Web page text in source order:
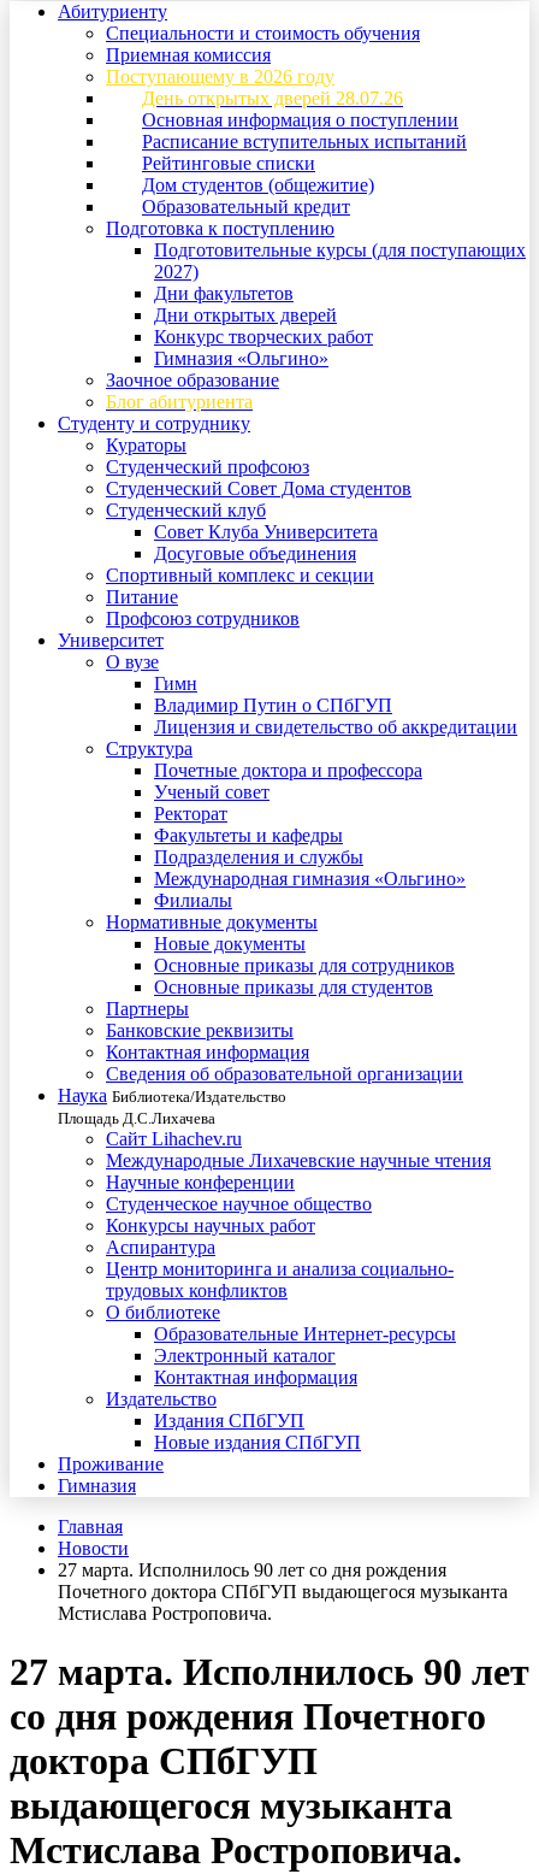
Абитуриенту
Специальности и стоимость обучения
Приемная комиссия
Поступающему в 2026 году
День открытых дверей 28.07.26
Основная информация о поступлении
Расписание вступительных испытаний
Рейтинговые списки
Дом студентов (общежитие)
Образовательный кредит
Подготовка к поступлению
Подготовительные курсы (для поступающих
2027)
Дни факультетов
Дни открытых дверей
Конкурс творческих работ
Гимназия «Ольгино»
Заочное образование
Блог абитуриента
Студенту и сотруднику
Кураторы
Студенческий профсоюз
Студенческий Совет Дома студентов
Студенческий клуб
Совет Клуба Университета
Досуговые объединения
Спортивный комплекс и секции
Питание
Профсоюз сотрудников
Университет
О вузе
Гимн
Владимир Путин о СПбГУП
Лицензия и свидетельство об аккредитации
Структура
Почетные доктора и профессора
Ученый совет
Ректорат
Факультеты и кафедры
Подразделения и службы
Международная гимназия «Ольгино»
Филиалы
Нормативные документы
Новые документы
Основные приказы для сотрудников
Основные приказы для студентов
Партнеры
Банковские реквизиты
Контактная информация
Сведения об образовательной организации
Наука Библиотека/Издательство
Площадь Д.С.Лихачева
Сайт Lihachev.ru
Международные Лихачевские научные чтения
Научные конференции
Студенческое научное общество
Конкурсы научных работ
Аспирантура
Центр мониторинга и анализа социально-
трудовых конфликтов
О библиотеке
Образовательные Интернет-ресурсы
Электронный каталог
Контактная информация
Издательство
Издания СПбГУП
Новые издания СПбГУП
Проживание
Гимназия
Главная
Новости
27 марта. Исполнилось 90 лет со дня рождения
Почетного доктора СПбГУП выдающегося музыканта
Мстислава Ростроповича.
27 марта. Исполнилось 90 лет
со дня рождения Почетного
доктора СПбГУП
выдающегося музыканта
Мстислава Ростроповича.